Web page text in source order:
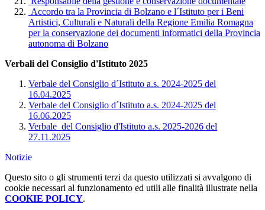
Accordo tra la Provincia di Bolzano e l´Istituto per i Beni
Artistici, Culturali e Naturali della Regione Emilia Romagna
per la conservazione dei documenti informatici della Provincia
autonoma di Bolzano
Verbali del Consiglio d'Istituto 2025
Verbale del Consiglio d´Istituto a.s. 2024-2025 del
16.04.2025
Verbale del Consiglio d´Istituto a.s. 2024-2025 del
16.06.2025
Verbale del Consiglio d'Istituto a.s. 2025-2026 del
27.11.2025
Notizie
Questo sito o gli strumenti terzi da questo utilizzati si avvalgono di
cookie necessari al funzionamento ed utili alle finalità illustrate nella
COOKIE POLICY.